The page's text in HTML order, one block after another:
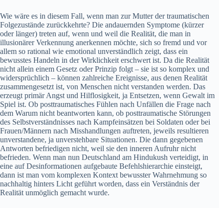
Wie wäre es in diesem Fall, wenn man zur Mutter der traumatischen
Folgezustände zurückkehrte? Die andauernden Symptome (kürzer
oder länger) treten auf, wenn und weil die Realität, die man in
illusionärer Verkennung anerkennen möchte, sich so fremd und vor
allem so rational wie emotional unverständlich zeigt, dass ein
bewusstes Handeln in der Wirklichkeit erschwert ist. Da die Realität
nicht allein einem Gesetz oder Prinzip folgt – sie ist so komplex und
widersprüchlich – können zahlreiche Ereignisse, aus denen Realität
zusammengesetzt ist, von Menschen nicht verstanden werden. Das
erzeugt primär Angst und Hilflosigkeit, ja Entsetzen, wenn Gewalt im
Spiel ist. Ob posttraumatisches Fühlen nach Unfällen die Frage nach
dem Warum nicht beantworten kann, ob posttraumatische Störungen
des Selbstverständnisses nach Kampfeinsätzen bei Soldaten oder bei
Frauen/Männern nach Misshandlungen auftreten, jeweils resultieren
unverstandene, ja unverstehbare Situationen. Die dann gegebenen
Antworten befriedigen nicht, weil sie den inneren Aufruhr nicht
befrieden. Wenn man nun Deutschland am Hindukush verteidigt, in
eine auf Desinformationen aufgebaute Befehlshierarchie einsteigt,
dann ist man vom komplexen Kontext bewusster Wahrnehmung so
nachhaltig hinters Licht geführt worden, dass ein Verständnis der
Realität unmöglich gemacht wurde.